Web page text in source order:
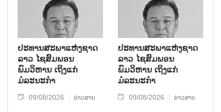
ປະທານສະພາແຫ່ງຊາດ
ລາວ ໄຊສົມພອນ
ພົມວິຫານ ເຖິງແກ່
ມໍລະນະກຳ
09/08/2026 ຂ່າວສານ
ປະທານສະພາແຫ່ງຊາດ
ລາວ ໄຊສົມພອນ
ພົມວິຫານ ເຖິງແກ່
ມໍລະນະກຳ
09/08/2026 ຂ່າວສານ